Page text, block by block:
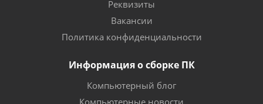
Реквизиты
Вакансии
Политика конфиденциальности
Информация о сборке ПК
Компьютерный блог
Компьютерные новости